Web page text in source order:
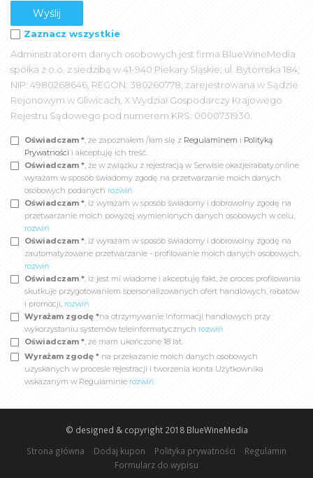
Zaznacz wszystkie
Administratorem danych osobowych jest firma BlueWineMedia
spółka z o.o. z siedzibą w 41-940 Piekary Śląskie; ul. Bytomska 184;
NIP: 4980268646, REGON: 380260778; zarejestrowana w Sądzie
Rejonowym w Gliwicach, X Wydział Gospodarczy Krajowego
Rejestru Sądowego pod numerem KRS: 0000731930.
Oświadczam *, że zapoznałem /łam się z Regulaminem i Polityką
Prywatności i akceptuję ich treść.
Oświadczam *, że w związku z rejestracją w Serwisie okazjeirabaty.online
wyrażam w sposób świadomy zgodę na przetwarzanie moich danych
osobowych podanych rozwiń
Oświadczam *, iż wyrażam w sposób świadomy i dobrowolny zgodę na
przetwarzanie moich powyżej wymienionych danych osobowych w celu,
rozwiń
Oświadczam *, iż wyrażam w sposób świadomy i dobrowolny zgodę na
zautomatyzowane przetwarzanie - profilowanie moich danych osobowych,
rozwiń
Oświadczam *, iż jest mi wiadome i akceptuję fakt, że proces profilowania
skutkuje przygotowaniem spersonalizowanych ofert handlowych, rabatów
i promocji, rozwiń
Wyrażam zgodę *na otrzymywanie informacji handlowych przy
wykorzystaniu systemów teleinformatycznych rozwiń
Oświadczam *, że mam ukończone 18 lat.
Wyrażam zgodę * na przekazanie moich danych osobowych
uzyskanych w procesie rejestracji i tworzenia konta Użytkownika
wskazanym w Regulaminie rozwiń
© designed & copyright 2018 BlueWineMedia
Strona główna
Dodaj kupon Polityka prywatności
Regulamin
Formularz do wypisu